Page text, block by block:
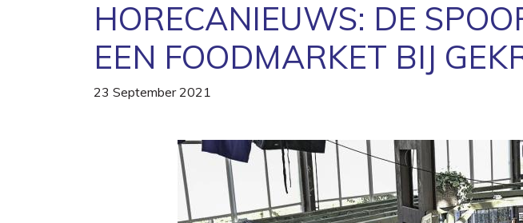
HORECANIEUWS: DE
EEN FOODMARKET BIJ
23 September 2021